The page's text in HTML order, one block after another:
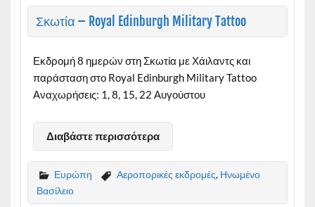
Σκωτία – Royal Edinburgh Military Tattoo
Εκδρομή 8 ημερών στη Σκωτία με Χάιλαντς και
παράσταση στο Royal Edinburgh Military Tattoo
Αναχωρήσεις: 1, 8, 15, 22 Αυγούστου
Διαβάστε περισσότερα
Ευρώπη Αεροπορικές εκδρομές, Ηνωμένο
Βασίλειο